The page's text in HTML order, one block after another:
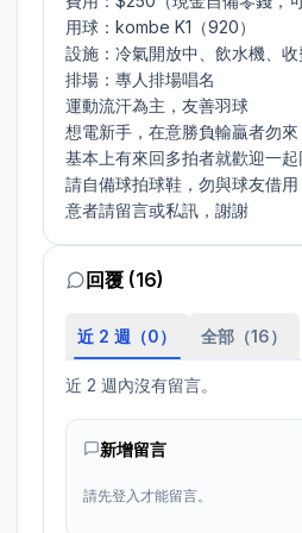
用球：kombe K1（920）
設施：冷氣開放中、飲水機、
排場：專人排場唱名
運動流汗為主，友善羽球
想電新手，在意勝負輸贏者勿來
基本上有來回多拍者就歡迎一起
請自備球拍球鞋，勿與球友借用
意者請留言或私訊，謝謝
回覆 (16)
近 2 週（0） 全部（16）
近 2 週內沒有留言。
新增留言
請先登入才能留言。